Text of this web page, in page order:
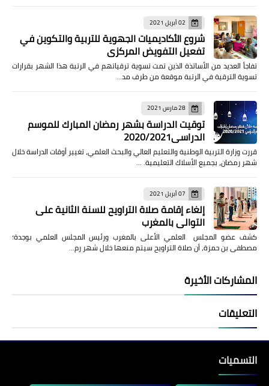
02 أبريل 2021
شروع الأكاديميات الجهوية للتربية والتكوين في
تفعيل التفويض المركزي
تفاجأ العديد من الأساتذة الذين تمت تسوية ترقياتهم في الرتبة هذا الشهر بقرارات
تسوية الترقية في الرتبة موقعة من طرف مد…
28 مارس 2021
توقيت الدراسة بشهر رمضان المبارك للموسم
الدراسي2020/2021
قررت وزارة التربية الوطنية والتعليم العالي والبحث العلمي، تغيير أوقات الدراسة خلال
شهر رمضان، بجميع الأسلاك التعليمية. …
07 أبريل 2021
إلغاء إقامة صلاة التراويح للسنة الثانية على
التوالي بالمغرب
كشف عضو المجلس العلمي الأعلى بالمغرب ورئيس المجلس العلمي بوجدة؛
مصطفى بن حمزة، أن صلاة التراويح سيتم منعها خلال شهر رم…
المشاركات الأخيرة
التعليقات
التسميات